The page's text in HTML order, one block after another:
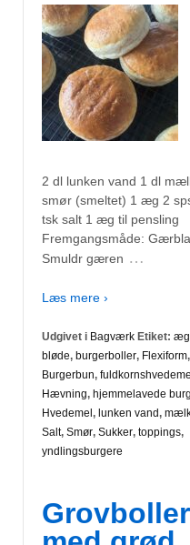
2 dl lunken vand 1 dl
smør (smeltet) 1 æg 2
tsk salt 1 æg til pensling
Fremgangsmåde:
Smuldr gæren …
Læs mere ›
Udgivet i Bagværk Etiket: æg
bløde, burgerboller, Flexiform,
Burgerbun, fuldkornshvedemel
Hævning, hjemmelavede
Hvedemel , lunken vand,
Salt, Smør, Sukker, toppings,
yndlingsburgere
Grovboller